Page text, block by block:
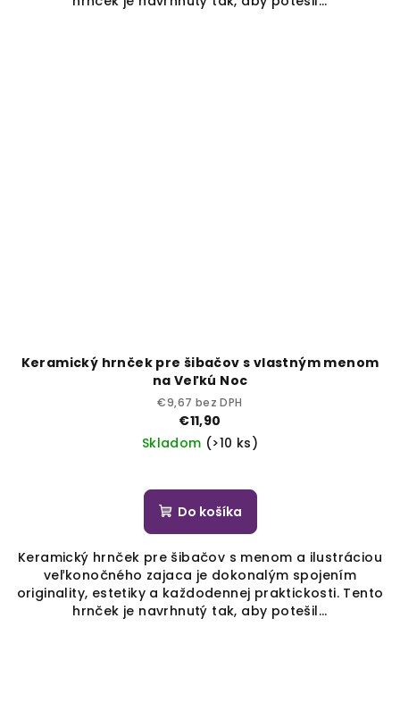
Keramický hrnček pre šibačov s vlastným menom
na Veľkú Noc
€9,67 bez DPH
€11,90
Skladom (>10 ks)
Do košíka
Keramický hrnček pre šibačov s menom a ilustráciou
veľkonočného zajaca je dokonalým spojením
originality, estetiky a každodennej praktickosti. Tento
hrnček je navrhnutý tak, aby potešil...